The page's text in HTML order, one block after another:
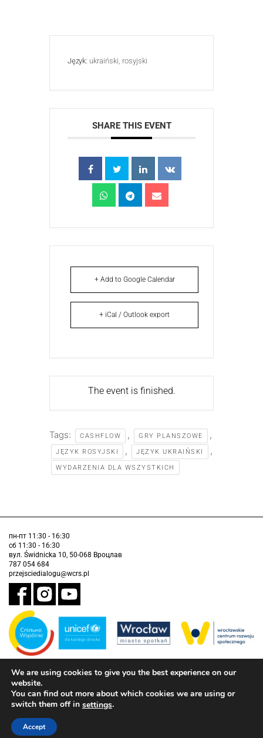
Język: ukraiński, rosyjski
SHARE THIS EVENT
+ Add to Google Calendar
+ iCal / Outlook export
The event is finished.
Tags: CASHFLOW , GRY PLANSZOWE ,
JĘZYK ROSYJSKI , JĘZYK UKRAIŃSKI ,
WYDARZENIA DLA WSZYSTKICH
пн-пт 11:30 - 16:30
сб 11:30 - 16:30
вул. Świdnicka 10, 50-068 Вроцлав
787 054 684
przejsciedialogu@wcrs.pl
Завдання виконується муніципалітетом Вроцлава у партнерстві з
Дитячим фондом ООН (ЮНІСЕФ).
інформація про доступність
We are using cookies to give you the best experience on our
website.
You can find out more about which cookies we are using or
switch them off in settings.
Accept